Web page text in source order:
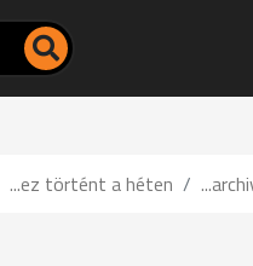
...ez történt a héten